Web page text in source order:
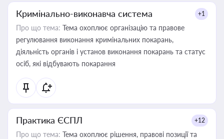
Кримінально-виконавча система +1
Про що тема: Тема охоплює організацію та правове
регулювання виконання кримінальних покарань,
діяльність органів і установ виконання покарань та статус
осіб, які відбувають покарання
Практика ЄСПЛ +12
Про що тема: Тема охоплює рішення, правові позиції та